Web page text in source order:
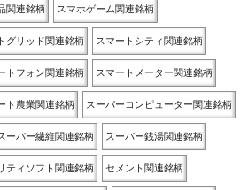
関連銘柄 スマホゲーム関連銘柄
グリッド関連銘柄 スマートシティ関連銘柄
トフォン関連銘柄 スマートメーター関連銘柄
ト農業関連銘柄 スーパーコンピューター関連銘柄
ーパー繊維関連銘柄 スーパー銭湯関連銘柄
ティソフト関連銘柄 セメント関連銘柄